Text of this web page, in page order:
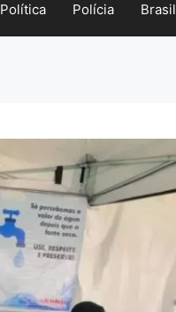
Política Polícia Brasil